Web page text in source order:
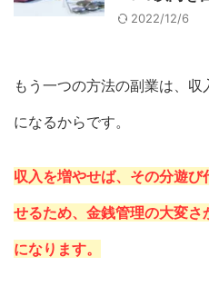
2022/12/6
もう一つの方法の副業は、
になるからです。
収入を増やせば、その分遊
せるため、金銭管理の大変さ
になります。